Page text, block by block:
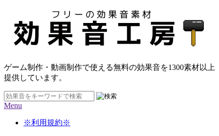
ゲーム制作・動画制作で使える無料の効果音を1300素材以上
提供しています。
Menu
※利用規約※